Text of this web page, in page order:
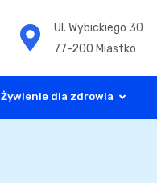
Ul. Wybickiego 30
77-200 Miastko
Żywienie dla zdrowia